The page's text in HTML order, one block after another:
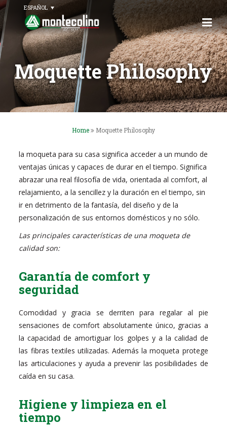
ESPAÑOL
Moquette Philosophy
Home Moquette Philosophy
la moqueta para su casa significa acceder a un mundo de
ventajas únicas y capaces de durar en el tiempo. Significa
abrazar una real filosofía de vida, orientada al comfort, al
relajamiento, a la sencillez y la duración en el tiempo, sin
ir en detrimento de la fantasía, del diseño y de la
personalización de sus entornos domésticos y no sólo.
Las principales características de una moqueta de
calidad son:
Garantía de comfort y
seguridad
Comodidad y gracia se derriten para regalar al pie
sensaciones de comfort absolutamente único, gracias a
la capacidad de amortiguar los golpes y a la calidad de
las fibras textiles utilizadas. Además la moqueta protege
las articulaciones y ayuda a prevenir las posibilidades de
caída en su casa.
Higiene y limpieza en el
tiempo